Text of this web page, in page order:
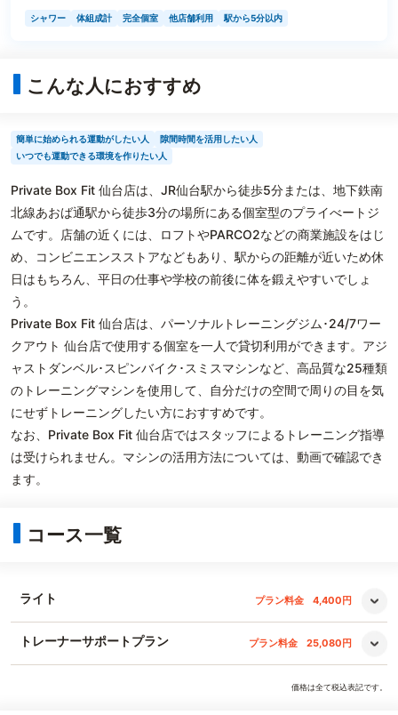
シャワー 体組成計 完全個室 他店舗利用 駅から5分以内
こんな人におすすめ
簡単に始められる運動がしたい人
隙間時間を活用したい人
いつでも運動できる環境を作りたい人
Private Box Fit 仙台店は、JR仙台駅から徒歩5分または、地下鉄南
北線あおば通駅から徒歩3分の場所にある個室型のプライべートジ
ムです。店舗の近くには、ロフトやPARCO2などの商業施設をはじ
め、コンビニエンスストアなどもあり、駅からの距離が近いため休
日はもちろん、平日の仕事や学校の前後に体を鍛えやすいでしょ
う。
Private Box Fit 仙台店は、パーソナルトレーニングジム･24/7ワー
クアウト 仙台店で使用する個室を一人で貸切利用ができます。アジ
ャストダンベル･スピンバイク･スミスマシンなど、高品質な25種類
のトレーニングマシンを使用して、自分だけの空間で周りの目を気
にせずトレーニングしたい方におすすめです。
なお、Private Box Fit 仙台店ではスタッフによるトレーニング指導
は受けられません。マシンの活用方法については、動画で確認でき
ます。
コース一覧
ライト プラン料金 4,400円
トレーナーサポートプラン プラン料金 25,080円
価格は全て税込表記です。